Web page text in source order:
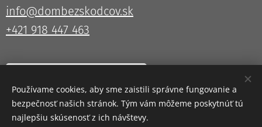
info@dombezskodcov.sk
+421 918 447 463
Používame cookies, aby sme zaistili správne fungovanie a
bezpečnosť našich stránok. Tým vám môžeme poskytnúť tú
najlepšiu skúsenosť z ich návštevy.